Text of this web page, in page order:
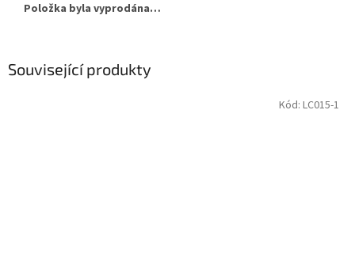
Související produkty
Kód: LC015-1
Položka byla vyprodána…